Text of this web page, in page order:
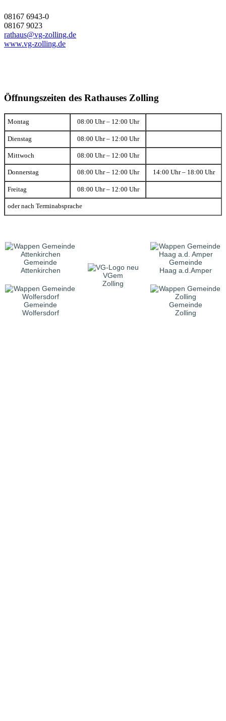
08167 6943-0
08167 9023
rathaus@vg-zolling.de
www.vg-zolling.de
Öffnungszeiten des Rathauses Zolling
Montag 08:00 Uhr – 12:00 Uhr
Dienstag 08:00 Uhr – 12:00 Uhr
Mittwoch 08:00 Uhr – 12:00 Uhr
Donnerstag 08:00 Uhr – 12:00 Uhr 14:00 Uhr – 18:00 Uhr
Freitag 08:00 Uhr – 12:00 Uhr
oder nach Terminabsprache
Gemeinde
Attenkirchen
VGem
Zolling
Gemeinde
Haag a.d.Amper
Gemeinde
Wolfersdorf
Gemeinde
Zolling